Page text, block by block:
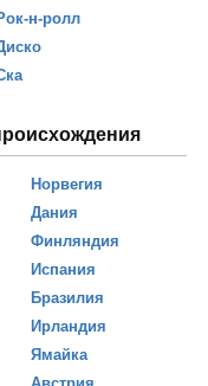
н-ролл
Норвегия
Дания
Финляндия
Испания
Бразилия
Ирландия
Ямайка